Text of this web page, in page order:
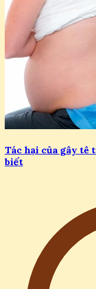
Tác hại của gây tê
biết